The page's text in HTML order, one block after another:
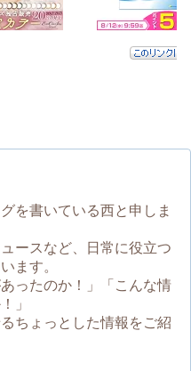
を書いている西と申しま
ースなど、日常に役立つ
ます。
あったのか！」「こんな情
」
ちょっとした情報をご紹